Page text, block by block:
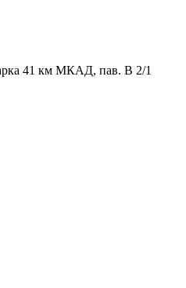
41 км МКАД, пав. В 2/1